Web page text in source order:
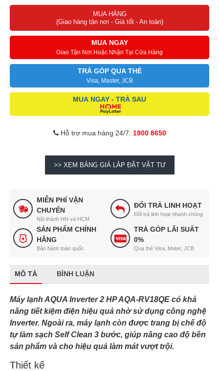
Sử dụng Gas R32 tiết kiệm điện, thân thiện với môi trường
Bảo hành 24 tháng 1 đổi 1 trong 730 ngày, 12 năm cho máy nén
MUA HÀNG
(Giao hàng tận nơi - Giá tốt - An toàn)
MUA NGAY
Giao Tận Nơi Hoặc Nhận Tại Cửa Hàng
TRẢ GÓP QUA THẺ
Visa, Master, JCB
MUA NGAY - TRẢ SAU
Hỗ trợ mua hàng 24/7: 1900 8650
>> XEM BẢNG GIÁ LẮP ĐẶT VẬT TƯ
MIỄN PHÍ VẬN
CHUYỂN
Nội thành HN và HCM
ĐỔI TRẢ LINH HOẠT
Đổi trả linh hoạt nhanh chóng
SẢN PHẨM CHÍNH
HÃNG
Bảo hành toàn quốc
TRẢ GÓP LÃI SUẤT
0%
Qua thẻ Visa, Mater, JCB
MÔ TẢ BÌNH LUẬN
Máy lạnh AQUA Inverter 2 HP AQA-RV18QE có khả
năng tiết kiệm điện hiệu quả nhờ sử dụng công nghệ
Inverter. Ngoài ra, máy lạnh còn được trang bị chế độ
tự làm sạch Self Clean 3 bước, giúp nâng cao độ bền
sản phẩm và cho hiệu quả làm mát vượt trội.
Thiết kế